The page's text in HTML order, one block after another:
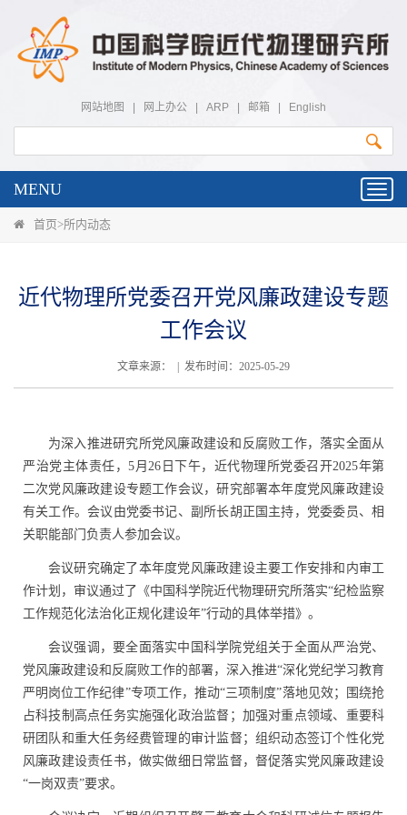
网站地图 网上办公 ARP 邮箱 English
MENU
首页>所内动态
近代物理所党委召开党风廉政建设专题
工作会议
文章来源： | 发布时间：2025-05-29
为深入推进研究所党风廉政建设和反腐败工作，落实全面从
严治党主体责任， 5 月 26 日下午，近代物理所党委召开2025年第
二次党风廉政建设专题工作会议，研究部署本年度党风廉政建设
有关工作。会议由党委书记、副所长胡正国主持，党委委员、相
关职能部门负责人参加会议。
会议研究确定了本年度党风廉政建设主要工作安排和内审工
作计划，审议通过了《中国科学院近代物理研究所落实“纪检监察
工作规范化法治化正规化建设年”行动的具体举措》。
会议强调，要全面落实中国科学院党组关于全面从严治党、
党风廉政建设和反腐败工作的部署，深入推进“深化党纪学习教育
严明岗位工作纪律”专项工作，推动“三项制度”落地见效；围绕抢
占科技制高点任务实施强化政治监督；加强对重点领域、重要科
研团队和重大任务经费管理的审计监督；组织动态签订个性化党
风廉政建设责任书，做实做细日常监督，督促落实党风廉政建设
“一岗双责”要求。